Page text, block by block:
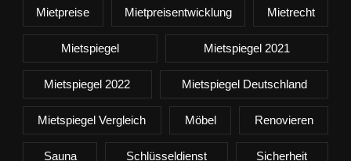
Mietpreise Mietpreisentwicklung Mietrecht
Mietspiegel Mietspiegel 2021
Mietspiegel 2022 Mietspiegel Deutschland
Mietspiegel Vergleich Möbel Renovieren
Sauna Schlüsseldienst Sicherheit